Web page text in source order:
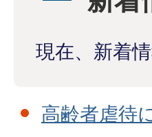
現在、新着
高齢者虐待